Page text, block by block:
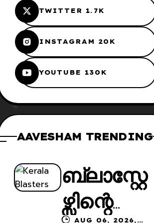
TWITTER 1.7K
INSTAGRAM 20K
YOUTUBE 130K
AAVESHAM TRENDING
ബ്ലാസ്റ്റേ
ഴ്സിന്റെ
AUG 06, 2026,